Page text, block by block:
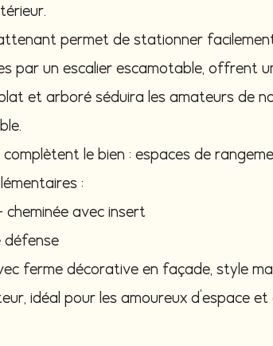
permet de stationner
par un escalier escamotable, offrent
et arboré séduira les amateurs de
le bien : espaces de
:
avec insert
défense
ferme décorative en façade, style
idéal pour les amoureux d’espace